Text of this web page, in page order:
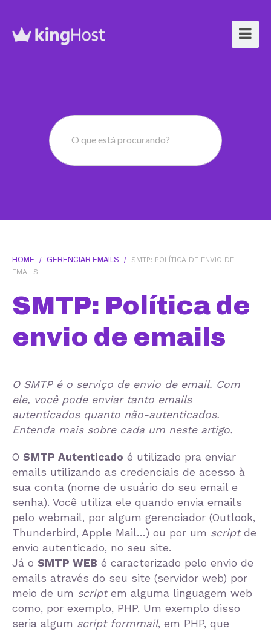
O que está procurando?
HOME / GERENCIAR EMAILS /
SMTP: POLÍTICA DE ENVIO DE
EMAILS
SMTP: Política de
envio de emails
O SMTP é o serviço de envio de email. Com
ele, você pode enviar tanto emails
autenticados quanto não-autenticados.
Entenda mais sobre cada um neste artigo.
O SMTP Autenticado é utilizado pra enviar
emails utilizando as credenciais de acesso à
sua conta (nome de usuário do seu email e
senha). Você utiliza ele quando envia emails
pelo webmail, por algum gerenciador (Outlook,
Thunderbird, Apple Mail…) ou por um scriptde
envio autenticado, no seu site.
Já o SMTP WEB é caracterizado pelo envio de
emails através do seu site (servidor web) por
meio de um scriptem alguma linguagem web
como, por exemplo, PHP. Um exemplo disso
seria algum script formmail, em PHP, que